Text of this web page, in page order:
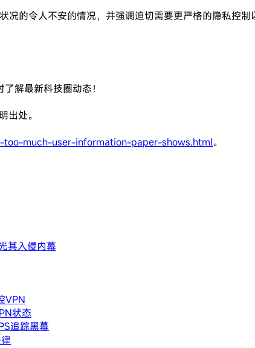
的令人不安的情况，并强调迫切需要更严格的隐私控
了解最新科技圈动态！
出处。
much-user-information-paper-shows.html。
其入侵内幕
VPN
状态
追踪黑幕